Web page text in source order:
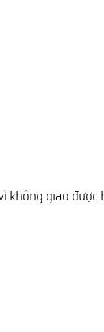
không giao được